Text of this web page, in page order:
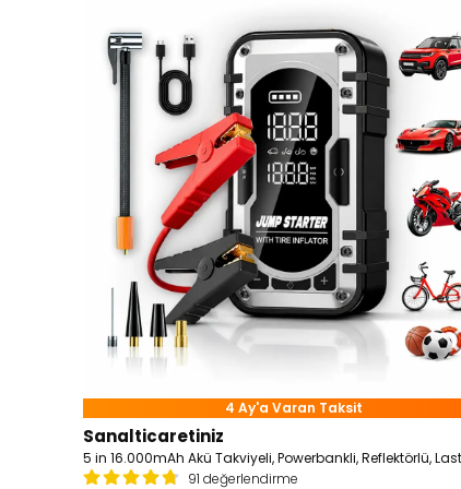
4 Ay'a Varan Taksit
Sanalticaretiniz
91 değerlendirme